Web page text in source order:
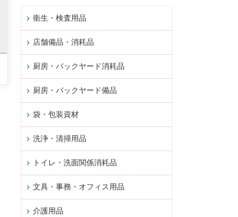
衛生・検査用品
店舗備品・消耗品
厨房・バックヤード消耗品
厨房・バックヤード備品
袋・包装資材
洗浄・清掃用品
トイレ・洗面関係消耗品
文具・事務・オフィス用品
介護用品